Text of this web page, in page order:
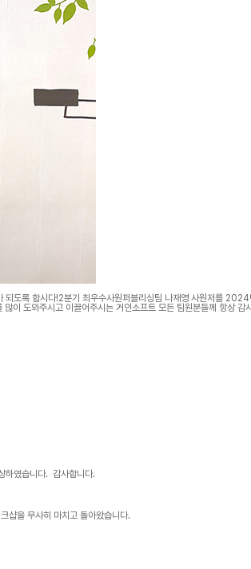
도록 합시다!2분기 최우수사원퍼블리싱팀 나재영 사원저를
도와주시고 이끌어주시는 거인소프트 모든 팀원분들께 항상
으로도 부족한 점 잘 메꾸며 더 열심히 노력하도록 하겠습니다.감
하였습니다. 감사합니다.
추억을 만들고 1박2일의 워크샵을 무사히 마치고 돌아왔습니다.